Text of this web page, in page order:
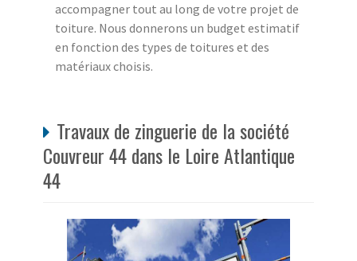
accompagner tout au long de votre projet de
toiture. Nous donnerons un budget estimatif
en fonction des types de toitures et des
matériaux choisis.
Travaux de zinguerie de la société
Couvreur 44 dans le Loire Atlantique
44